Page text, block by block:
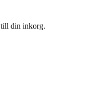
till din inkorg.